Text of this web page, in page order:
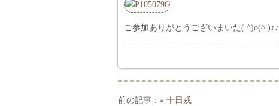
ご参加ありがとうございまいた( ^)o(^ )♪♪
« 十日戎